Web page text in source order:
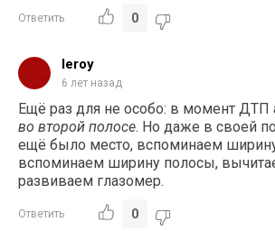
Ответить 0
leroy
6 лет назад
Ещё раз для не особо: в момент ДТП
во второй полосе. Но даже в своей
ещё было место, вспоминаем
вспоминаем ширину полосы,
развиваем глазомер.
Ответить 0